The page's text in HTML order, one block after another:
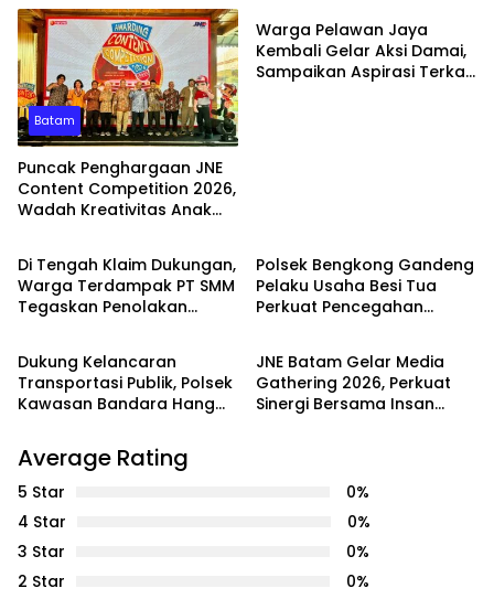
Batam
Puncak Penghargaan JNE
Content Competition 2026,
Wadah Kreativitas Anak
Warga Pelawan Jaya
Kembali Gelar Aksi Damai,
Sampaikan Aspirasi Terkait
PEMERINTAHAN
Di Tengah Klaim Dukungan,
Warga Terdampak PT SMM
Tegaskan Penolakan
Dampaknya”
Polsek Bengkong Gandeng
Pelaku Usaha Besi Tua
Perkuat Pencegahan
Batam
Dukung Kelancaran
Transportasi Publik, Polsek
Kawasan Bandara Hang
Trayek Bus Trans Batam
Batam
JNE Batam Gelar Media
Gathering 2026, Perkuat
Sinergi Bersama Insan
Average Rating
5 Star
0%
4 Star
0%
3 Star
0%
2 Star
0%